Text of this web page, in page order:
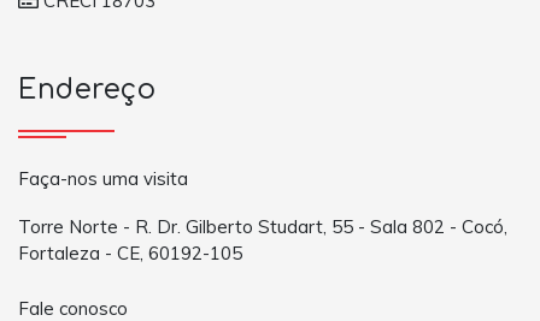
Endereço
Faça-nos uma visita
Torre Norte - R. Dr. Gilberto Studart, 55 - Sala 802 - Cocó,
Fortaleza - CE, 60192-105
Fale conosco